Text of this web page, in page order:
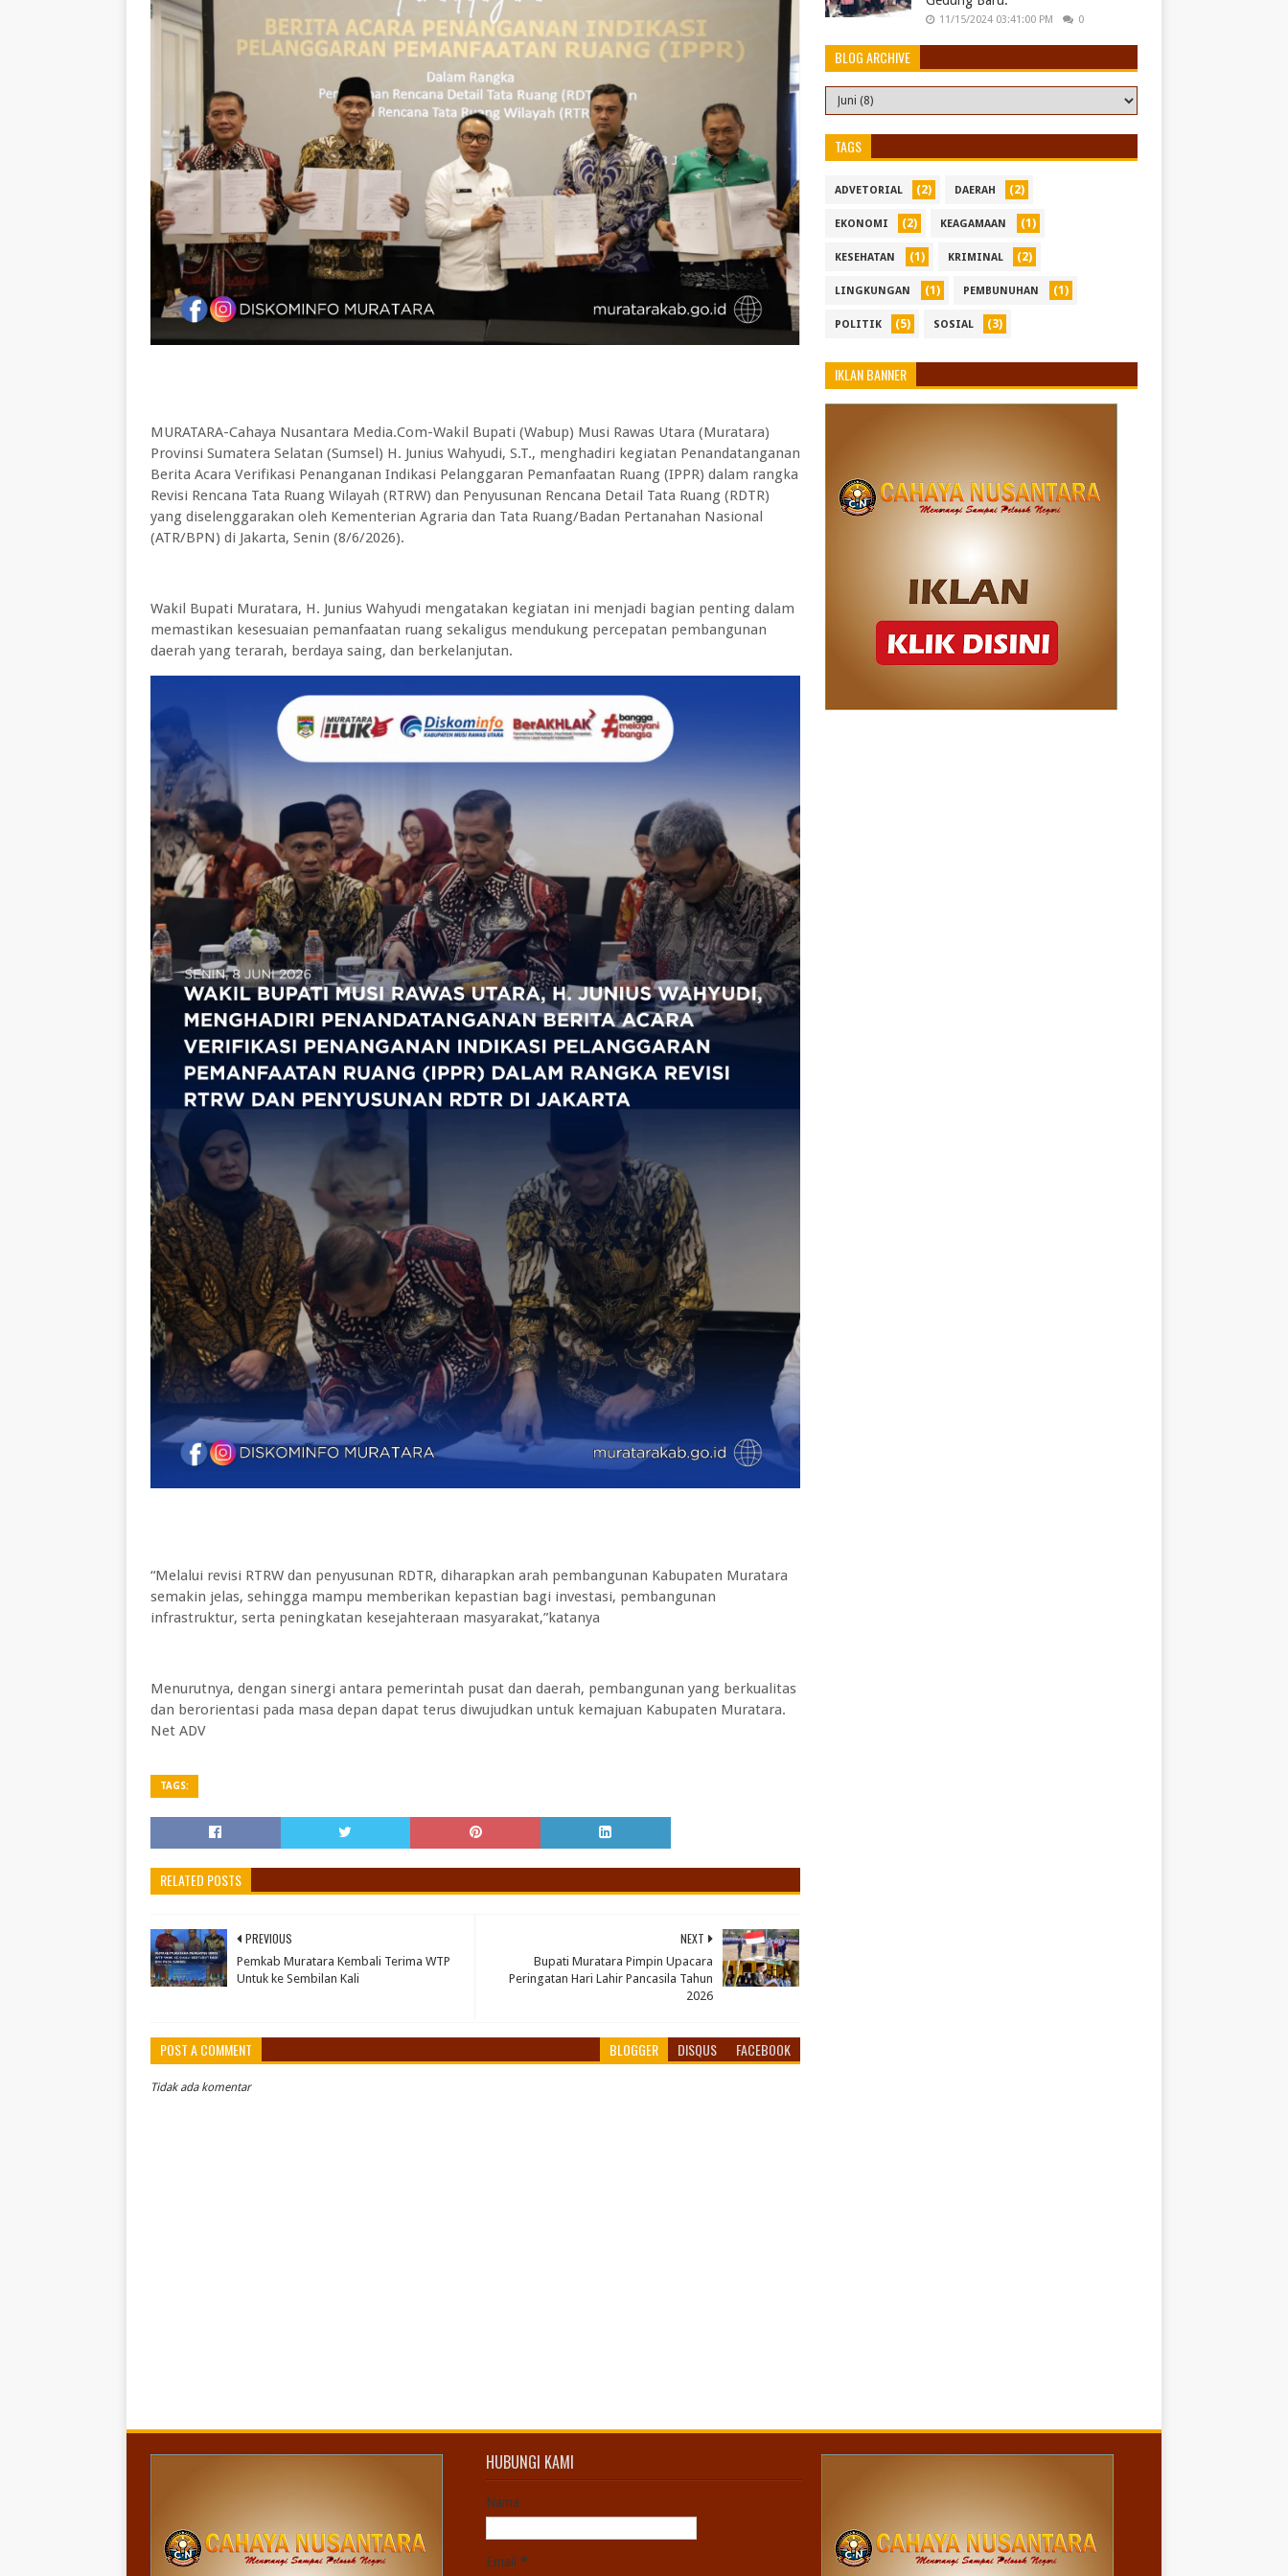
MURATARA-Cahaya Nusantara Media.Com-Wakil Bupati (Wabup) Musi Rawas Utara (Muratara)
Provinsi Sumatera Selatan (Sumsel) H. Junius Wahyudi, S.T., menghadiri kegiatan Penandatanganan
Berita Acara Verifikasi Penanganan Indikasi Pelanggaran Pemanfaatan Ruang (IPPR) dalam rangka
Revisi Rencana Tata Ruang Wilayah (RTRW) dan Penyusunan Rencana Detail Tata Ruang (RDTR)
yang diselenggarakan oleh Kementerian Agraria dan Tata Ruang/Badan Pertanahan Nasional
(ATR/BPN) di Jakarta, Senin (8/6/2026).
Wakil Bupati Muratara, H. Junius Wahyudi mengatakan kegiatan ini menjadi bagian penting dalam
memastikan kesesuaian pemanfaatan ruang sekaligus mendukung percepatan pembangunan
daerah yang terarah, berdaya saing, dan berkelanjutan.
“Melalui revisi RTRW dan penyusunan RDTR, diharapkan arah pembangunan Kabupaten Muratara
semakin jelas, sehingga mampu memberikan kepastian bagi investasi, pembangunan
infrastruktur, serta peningkatan kesejahteraan masyarakat,”katanya
Menurutnya, dengan sinergi antara pemerintah pusat dan daerah, pembangunan yang berkualitas
dan berorientasi pada masa depan dapat terus diwujudkan untuk kemajuan Kabupaten Muratara.
Net ADV
TAGS:
RELATED POSTS
NEXT
Bupati Muratara Pimpin Upacara
Peringatan Hari Lahir Pancasila Tahun
2026
PREVIOUS
Pemkab Muratara Kembali Terima WTP
Untuk ke Sembilan Kali
POST A COMMENT BLOGGER DISQUS FACEBOOK
Tidak ada komentar
11/15/2024 03:41:00 PM 0
BLOG ARCHIVE
TAGS
ADVETORIAL (2) DAERAH (2)
EKONOMI (2) KEAGAMAAN (1)
KESEHATAN (1) KRIMINAL (2)
LINGKUNGAN (1) PEMBUNUHAN (1)
POLITIK (5) SOSIAL (3)
IKLAN BANNER
HUBUNGI KAMI
Nama
Email*